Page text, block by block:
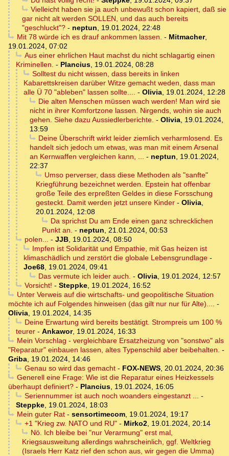
Vielleicht haben sie ja auch unbewußt schon kapiert, daß sie
gar nicht alt werden SOLLEN, und das auch bereits
"geschluckt"? - neptun, 19.01.2024, 22:48
Mit 78 würde ich es drauf ankommen lassen. - Mitmacher,
19.01.2024, 07:02
Aus einer ehrlichen Haut machst du nicht schlagartig einen
Kriminellen. - Plancius, 19.01.2024, 08:28
Solltest du nicht wissen, dass bereits in linken
Kabarettskreisen darüber Witze gemacht weden, dass man
alle Ü 70 "ableben" lassen sollte.... - Olivia, 19.01.2024, 12:28
Die alten Menschen müssen wach werden! Man wird sie
nicht in ihrer Komfortzone lassen. Nirgends, wohin sie auch
gehen. Siehe dazu Aussiedlerberichte. - Olivia, 19.01.2024,
13:59
Deine Überschrift wirkt leider ziemlich verharmlosend. Es
handelt sich jedoch um etwas, was man mit einem Arsenal
an Kernwaffen vergleichen kann, ... - neptun, 19.01.2024,
22:37
Umso perverser, dass diese Methoden als "sanfte"
Kriegführung bezeichnet werden. Epstein hat offenbar
große Teile des erpreßten Geldes in diese Forsschung
gesteckt. Damit werden jetzt unsere Kinder - Olivia,
20.01.2024, 12:08
Da sprichst Du am Ende einen ganz schrecklichen
Punkt an. - neptun, 21.01.2024, 00:53
polen... - JJB, 19.01.2024, 08:50
Impfen ist Solidarität und Empathie, mit Gas heizen ist
klimaschädlich und zerstört die globale Lebensgrundlage -
Joe68, 19.01.2024, 09:41
Das vermute ich leider auch. - Olivia, 19.01.2024, 12:57
Vorsicht! - Steppke, 19.01.2024, 16:52
Unter Verweis auf die wirtschafts- und geopolitische Situation
möchte ich auf Folgendes hinweisen (das gilt nur nur für Alte).... -
Olivia, 19.01.2024, 14:35
Deine Erwartung wird bereits bestätigt. Strompreis um 100 %
teurer - Ankawor, 19.01.2024, 16:33
Mein Vorschlag - vergleichbare Ersatzheizung von "sonstwo" als
"Reparatur" einbauen lassen, altes Typenschild aber beibehalten. -
Griba, 19.01.2024, 14:46
Genau so wird das gemacht- FOX-NEWS, 20.01.2024, 20:36
Generell eine Frage: Wie ist die Reparatur eines Heizkessels
überhaupt definiert? - Plancius, 19.01.2024, 16:05
Seriennummer ist auch noch woanders eingestanzt ... -
Steppke, 19.01.2024, 18:03
Mein guter Rat- sensortimecom, 19.01.2024, 19:17
+1 "Krieg zw. NATO und RU"- Mirko2, 19.01.2024, 20:14
Nö. Ich bleibe bei "nur Verarmung" erst mal,
Kriegsausweitung allerdings wahrscheinlich, ggf. Weltkrieg
(Israels Herr Katz rief den schon aus, wir gegen die Umma)